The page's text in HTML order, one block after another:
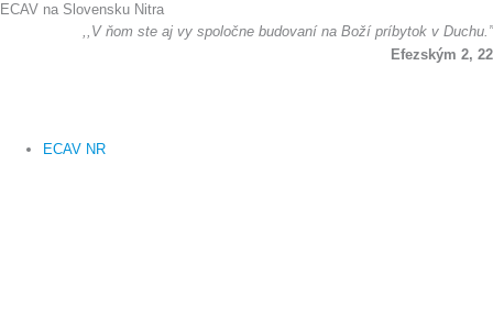
Preskočiť
ECAV na Slovensku Nitra
,,V ňom ste aj vy spoločne budovaní na Boží príbytok v Duchu.”
Efezským 2, 22
ECAV NR